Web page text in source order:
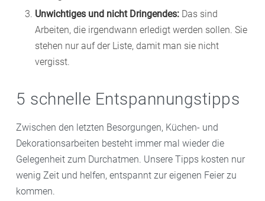
Unwichtiges und nicht Dringendes: Das sind
Arbeiten, die irgendwann erledigt werden sollen. Sie
stehen nur auf der Liste, damit man sie nicht
vergisst.
5 schnelle Entspannungstipps
Zwischen den letzten Besorgungen, Küchen- und
Dekorationsarbeiten besteht immer mal wieder die
Gelegenheit zum Durchatmen. Unsere Tipps kosten nur
wenig Zeit und helfen, entspannt zur eigenen Feier zu
kommen.